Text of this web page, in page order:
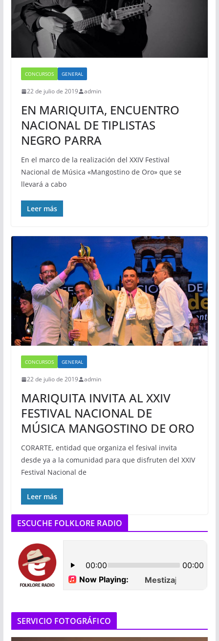
CONCURSOS GENERAL
22 de julio de 2019 admin
EN MARIQUITA, ENCUENTRO
NACIONAL DE TIPLISTAS
NEGRO PARRA
En el marco de la realización del XXIV Festival
Nacional de Música «Mangostino de Oro» que se
llevará a cabo
Leer más
CONCURSOS GENERAL
22 de julio de 2019 admin
MARIQUITA INVITA AL XXIV
FESTIVAL NACIONAL DE
MÚSICA MANGOSTINO DE ORO
CORARTE, entidad que organiza el fesival invita
desde ya a la comunidad para que disfruten del XXIV
Festival Nacional de
Leer más
ESCUCHE FOLKLORE RADIO
SERVICIO FOTOGRÁFICO